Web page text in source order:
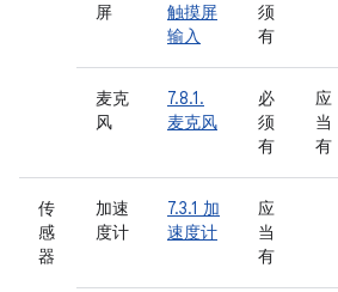
屏
触摸屏
输入
须
有
麦克
风
7.8.1.
麦克风
必
须
有
应
当
有
传
感
器
加速
度计
7.3.1 加
速度计
应
当
有